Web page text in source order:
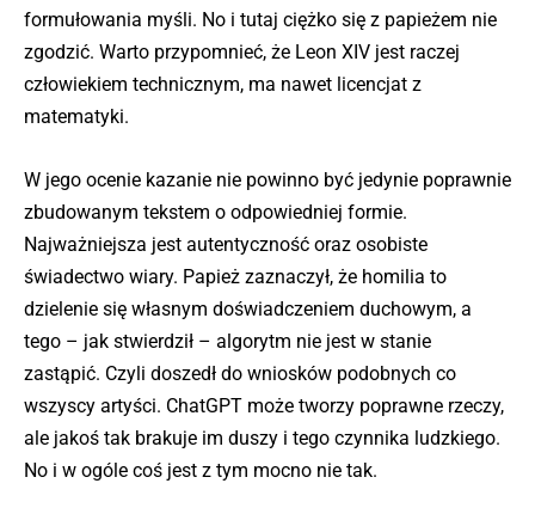
formułowania myśli. No i tutaj ciężko się z papieżem nie
zgodzić. Warto przypomnieć, że Leon XIV jest raczej
człowiekiem technicznym, ma nawet licencjat z
matematyki.
W jego ocenie kazanie nie powinno być jedynie poprawnie
zbudowanym tekstem o odpowiedniej formie.
Najważniejsza jest autentyczność oraz osobiste
świadectwo wiary. Papież zaznaczył, że homilia to
dzielenie się własnym doświadczeniem duchowym, a
tego – jak stwierdził – algorytm nie jest w stanie
zastąpić. Czyli doszedł do wniosków podobnych co
wszyscy artyści. ChatGPT może tworzy poprawne rzeczy,
ale jakoś tak brakuje im duszy i tego czynnika ludzkiego.
No i w ogóle coś jest z tym mocno nie tak.